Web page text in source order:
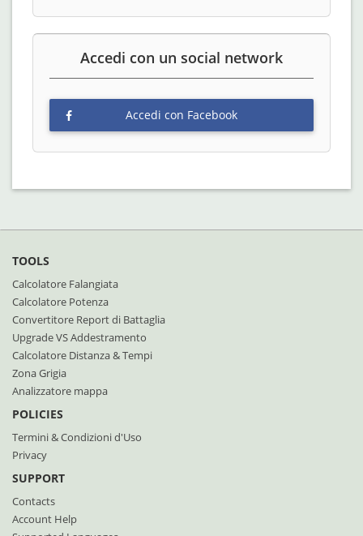
Accedi con un social network
Accedi con Facebook
TOOLS
Calcolatore Falangiata
Calcolatore Potenza
Convertitore Report di Battaglia
Upgrade VS Addestramento
Calcolatore Distanza & Tempi
Zona Grigia
Analizzatore mappa
POLICIES
Termini & Condizioni d'Uso
Privacy
SUPPORT
Contacts
Account Help